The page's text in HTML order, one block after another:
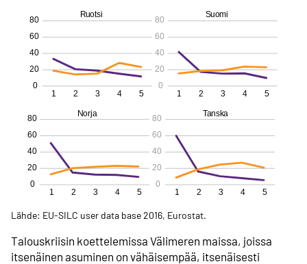
Lähde: EU-SILC user data base 2016, Eurostat.
Talouskriisin koettelemissa Väli­meren maissa, joissa
itsenäinen asuminen on vähäisempää, itsenäisesti